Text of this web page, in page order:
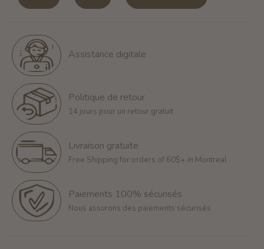
Assistance digitale
Politique de retour
14 jours pour un retour gratuit
Livraison gratuite
Free Shipping for orders of 60$+ in Montreal
Paiements 100% sécurisés
Nous assurons des paiements sécurisés